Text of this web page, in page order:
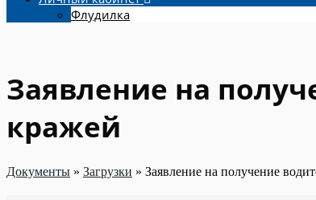
Флудилка
Заявление на
кражей
Документы » Загрузки » Заявление на получение